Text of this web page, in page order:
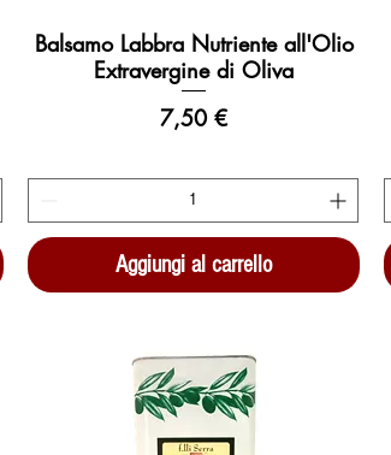
Vista rapida
Balsamo Labbra Nutriente all'Olio
Extravergine di Oliva
Prezzo
7,50 €
Aggiungi al carrello